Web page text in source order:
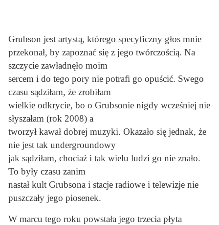
Grubson jest artystą, którego specyficzny głos mnie
przekonał, by zapoznać się z jego twórczością. Na
szczycie zawładnęło moim
sercem i do tego pory nie potrafi go opuścić. Swego
czasu sądziłam, że zrobiłam
wielkie odkrycie, bo o Grubsonie nigdy wcześniej nie
słyszałam (rok 2008) a
tworzył kawał dobrej muzyki. Okazało się jednak, że
nie jest tak undergroundowy
jak sądziłam, chociaż i tak wielu ludzi go nie znało.
To były czasu zanim
nastał kult Grubsona i stacje radiowe i telewizje nie
puszczały jego piosenek.
W marcu tego roku powstała jego trzecia płyta